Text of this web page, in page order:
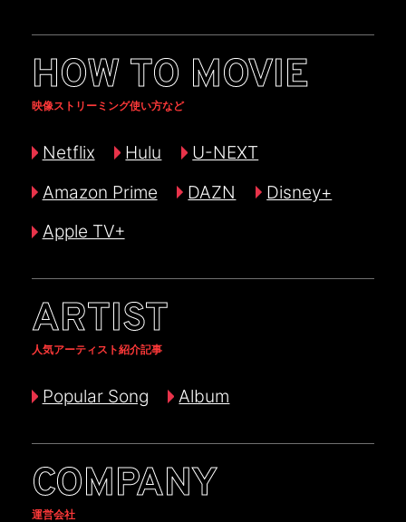
HOW TO MOVIE
映像ストリーミング使い方など
Netflix Hulu
U-NEXT
Amazon Prime
DAZN
Disney+
Apple TV+
ARTIST
人気アーティスト紹介記事
Popular Song Album
COMPANY
運営会社